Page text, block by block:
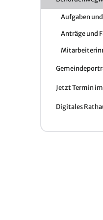
Aufgaben
Anträge und
Jetzt Termin
Digitales